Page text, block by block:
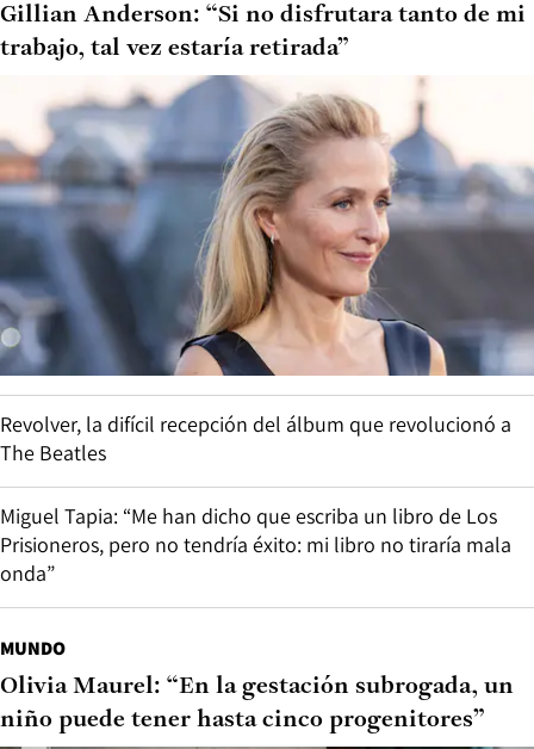
Gillian Anderson: “Si no disfrutara tanto de mi
trabajo, tal vez estaría retirada”
Revolver, la difícil recepción del álbum que revolucionó a
The Beatles
Miguel Tapia: “Me han dicho que escriba un libro de Los
Prisioneros, pero no tendría éxito: mi libro no tiraría mala
onda”
MUNDO
Olivia Maurel: “En la gestación subrogada, un
niño puede tener hasta cinco progenitores”